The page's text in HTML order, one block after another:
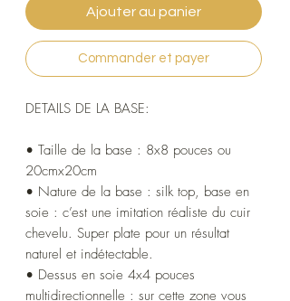
Ajouter au panier
Commander et payer
DETAILS DE LA BASE:
• Taille de la base : 8x8 pouces ou
20cmx20cm
• Nature de la base : silk top, base en
soie : c’est une imitation réaliste du cuir
chevelu. Super plate pour un résultat
naturel et indétectable.
• Dessus en soie 4x4 pouces
multidirectionnelle : sur cette zone vous